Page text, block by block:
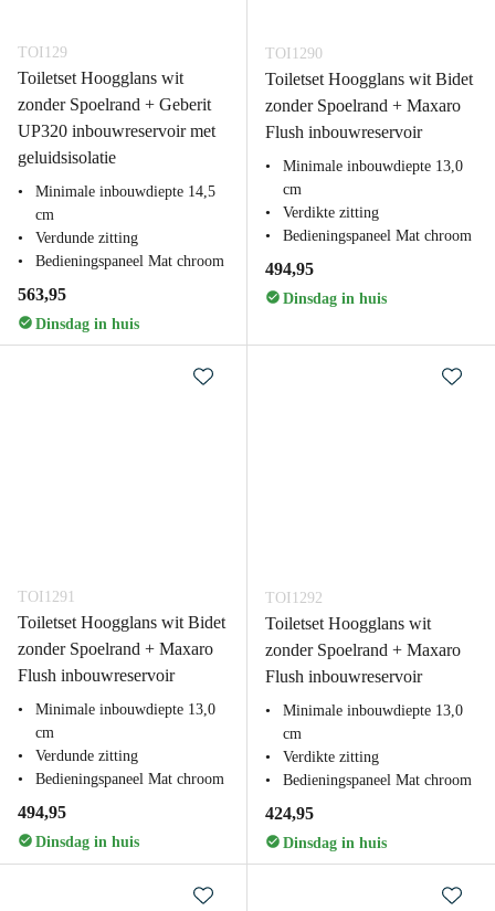
TOI129
Toiletset Hoogglans wit
zonder Spoelrand + Geberit
UP320 inbouwreservoir met
geluidsisolatie
Minimale inbouwdiepte 14,5
cm
Verdunde zitting
Bedieningspaneel Mat chroom
563,95
Dinsdag in huis
TOI1290
Toiletset Hoogglans wit Bidet
zonder Spoelrand + Maxaro
Flush inbouwreservoir
Minimale inbouwdiepte 13,0
cm
Verdikte zitting
Bedieningspaneel Mat chroom
494,95
Dinsdag in huis
TOI1291
Toiletset Hoogglans wit Bidet
zonder Spoelrand + Maxaro
Flush inbouwreservoir
Minimale inbouwdiepte 13,0
cm
Verdunde zitting
Bedieningspaneel Mat chroom
494,95
Dinsdag in huis
TOI1292
Toiletset Hoogglans wit
zonder Spoelrand + Maxaro
Flush inbouwreservoir
Minimale inbouwdiepte 13,0
cm
Verdikte zitting
Bedieningspaneel Mat chroom
424,95
Dinsdag in huis